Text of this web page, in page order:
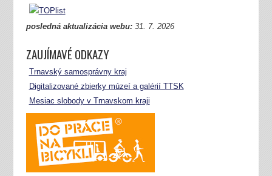
posledná aktualizácia webu:31. 7. 2026
ZAUJÍMAVÉ ODKAZY
Trnavský samosprávny kraj
Digitalizované zbierky múzeí a galérií TTSK
Mesiac slobody v Trnavskom kraji